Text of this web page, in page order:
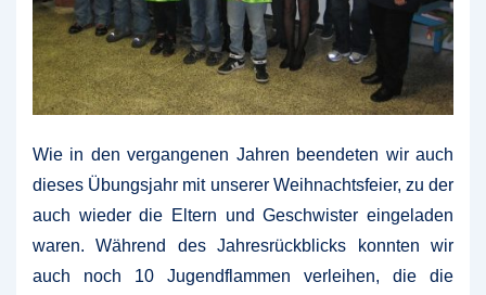
Wie in den vergangenen Jahren beendeten wir auch
dieses Übungsjahr mit unserer Weihnachtsfeier, zu der
auch wieder die Eltern und Geschwister eingeladen
waren. Während des Jahresrückblicks konnten wir
auch noch 10 Jugendflammen verleihen, die die